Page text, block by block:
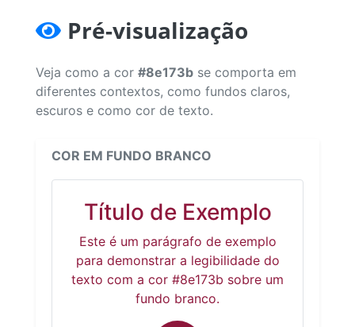
Pré-visualização
Veja como a cor #8e173b se comporta em
diferentes contextos, como fundos claros,
escuros e como cor de texto.
COR EM FUNDO BRANCO
Título de Exemplo
Este é um parágrafo de exemplo
para demonstrar a legibilidade do
texto com a cor #8e173b sobre um
fundo branco.